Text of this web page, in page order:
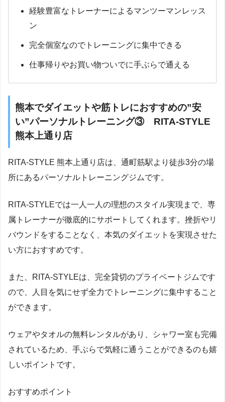
経験豊富なトレーナーによるマンツーマンレッス
ン
完全個室なのでトレーニングに集中できる
仕事帰りやお買い物ついでに手ぶらで通える
熊本でダイエットや筋トレにおすすめの”安
い”パーソナルトレーニング③ RITA-STYLE
熊本上通り店
RITA-STYLE 熊本上通り店は、通町筋駅より徒歩3分の場
所にあるパーソナルトレーニングジムです。
RITA-STYLEでは一人一人の理想のスタイル実現まで、専
属トレーナーが徹底的にサポートしてくれます。挫折やリ
バウンドをすることなく、本気のダイエットを実現させた
い方におすすめです。
また、RITA-STYLEは、完全貸切のプライベートジムです
ので、人目を気にせず全力でトレーニングに集中すること
ができます。
ウェアやタオルの無料レンタルがあり、シャワー室も完備
されているため、手ぶらで気軽に通うことができるのも嬉
しいポイントです。
おすすめポイント